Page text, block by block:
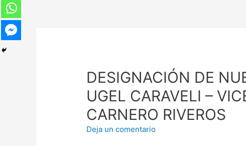
DESIGNACIÓN DE
UGEL CARAVELI –
CARNERO RIVEROS
Deja un comentario